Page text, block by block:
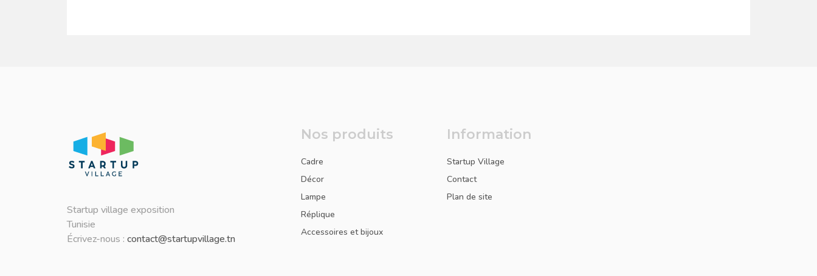
Startup village exposition
Tunisie
Écrivez-nous : contact@startupvillage.tn
Nos produits
Cadre
Décor
Lampe
Réplique
Accessoires et bijoux
Information
Startup Village
Contact
Plan de site